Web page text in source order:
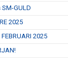
SM-GULD
2025
2025